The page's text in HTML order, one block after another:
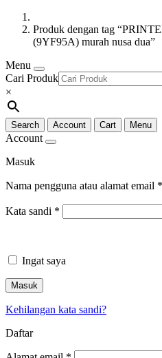
Produk dengan tag
(9YF95A) murah nusa dua”
Menu
Cari Produk
×
Search Account Cart Menu
Account
Masuk
Nama pengguna atau alamat email *
Kata sandi *
Ingat saya
Masuk
Kehilangan kata sandi?
Daftar